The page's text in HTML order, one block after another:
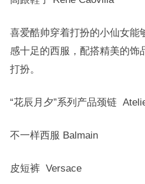
喜爱酷帅穿着打扮的小仙女能
感十足的西服，配搭精美的饰
打扮。
“花辰月夕”系列产品颈链
不一样西服 Balmain
皮短裤Versace